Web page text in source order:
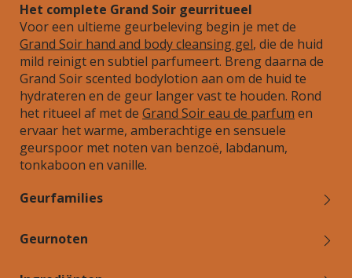
Het complete Grand Soir geurritueel
Voor een ultieme geurbeleving begin je met de
Grand Soir hand and body cleansing gel, die de huid
mild reinigt en subtiel parfumeert. Breng daarna de
Grand Soir scented bodylotion aan om de huid te
hydrateren en de geur langer vast te houden. Rond
het ritueel af met de Grand Soir eau de parfum en
ervaar het warme, amberachtige en sensuele
geurspoor met noten van benzoë, labdanum,
tonkaboon en vanille.
Geurfamilies
Geurnoten